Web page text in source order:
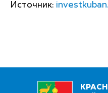
Источник: